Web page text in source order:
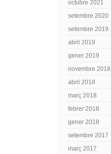
octubre 2021
setembre 2020
setembre 2019
abril 2019
gener 2019
novembre 2018
abril 2018
març 2018
febrer 2018
gener 2018
setembre 2017
març 2017